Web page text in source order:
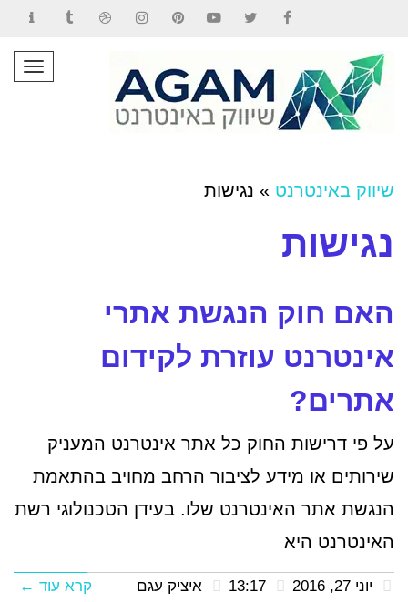
שיווק באינטרנט » נגישות
נגישות
האם חוק הנגשת אתרי
אינטרנט עוזרת לקידום
אתרים?
על פי דרישות החוק כל אתר אינטרנט המעניק
שירותים או מידע לציבור הרחב מחויב בהתאמת
הנגשת אתר האינטרנט שלו. בעידן הטכנולוגי רשת
האינטרנט היא
יוני 27, 2016 איציק עגם קרא עוד ←